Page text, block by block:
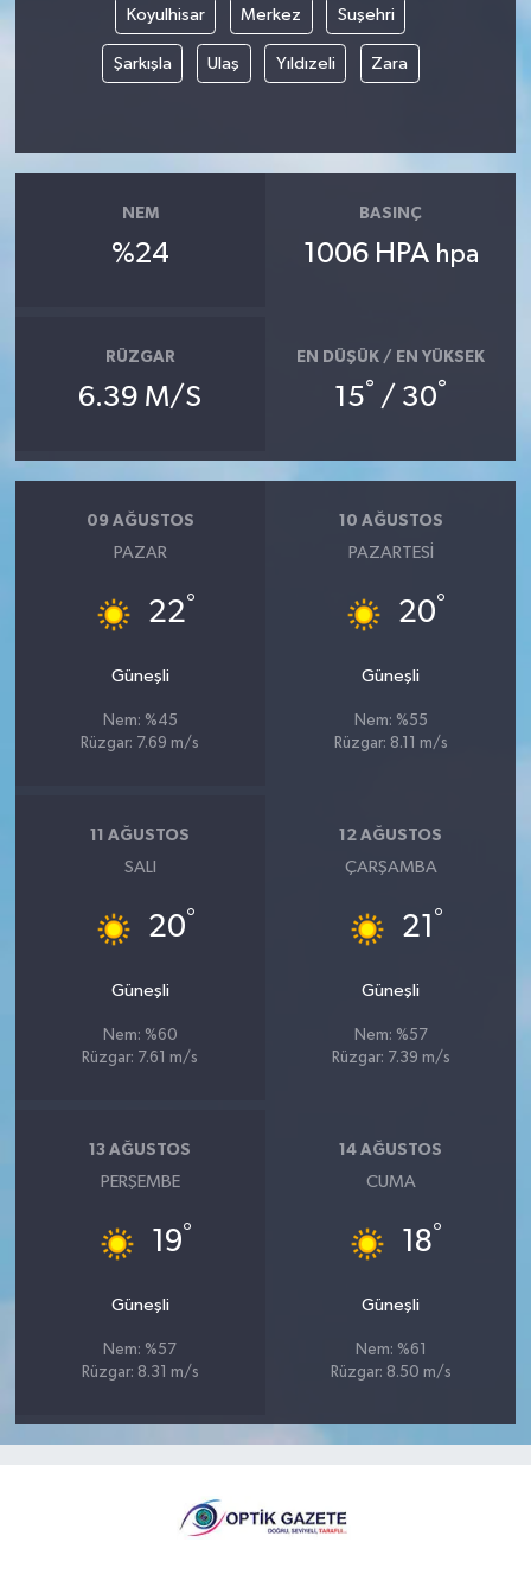
Koyulhisar Merkez Suşehri
Şarkışla Ulaş Yıldızeli Zara
NEM
%24
BASINÇ
1006 HPA hpa
RÜZGAR
6.39 M/S
EN DÜŞÜK / EN YÜKSEK
15° / 30°
09 AĞUSTOS
PAZAR
22°
Güneşli
Nem: %45
Rüzgar: 7.69 m/s
10 AĞUSTOS
PAZARTESI
20°
Güneşli
Nem: %55
Rüzgar: 8.11 m/s
11 AĞUSTOS
SALI
20°
Güneşli
Nem: %60
Rüzgar: 7.61 m/s
12 AĞUSTOS
ÇARŞAMBA
21 °
Güneşli
Nem: %57
Rüzgar: 7.39 m/s
13 AĞUSTOS
PERŞEMBE
19°
Güneşli
Nem: %57
Rüzgar: 8.31 m/s
14 AĞUSTOS
CUMA
18°
Güneşli
Nem: %61
Rüzgar: 8.50 m/s